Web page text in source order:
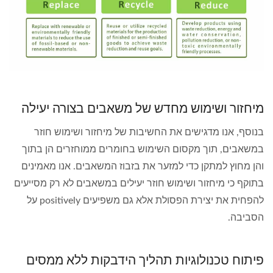
מיחזור ושימוש מחדש של משאבים בצורה יעילה
בנוסף, אנו מדגישים את החשיבות של מיחזור ושימוש חוזר
במשאבים, תוך מקסום השימוש בחומרים ממוחזרים הן בתוך
והן מחוץ למתקן כדי למזער את בזבוז המשאבים. אנו מאמינים
בתוקף כי מיחזור ושימוש חוזר יעילים במשאבים לא רק מסייעים
להפחית את יצירת הפסולת אלא גם משפיעים positively על
הסביבה.
פיתוח טכנולוגיות תהליך הידבקות ללא ממסים